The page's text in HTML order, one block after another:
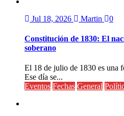
Jul 18, 2026 Martin 0
Constitución de 1830: El
soberano
El 18 de julio de 1830 es una
Ese día se...
Eventos Fechas General